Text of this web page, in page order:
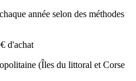
année selon des méthodes
d'achat
(Îles du littoral et Corse